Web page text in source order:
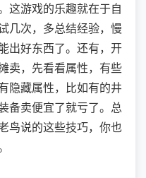
这游戏的乐趣就在于自
几次，多总结经验，慢
出好东西了。还有，开
卖，先看看属性，有些
隐藏属性，比如有的井
备卖便宜了就亏了。总
鸟说的这些技巧，你也